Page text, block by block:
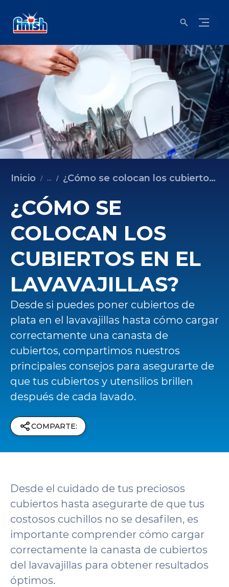
Inicio ... ¿Cómo se colocan los cubiertos en el lavavajillas?
¿CÓMO SE
COLOCAN LOS
CUBIERTOS EN EL
LAVAVAJILLAS?
Desde si puedes poner cubiertos de
plata en el lavavajillas hasta cómo cargar
correctamente una canasta de
cubiertos, compartimos nuestros
principales consejos para asegurarte de
que tus cubiertos y utensilios brillen
después de cada lavado.
COMPARTE:
Desde el cuidado de tus preciosos
cubiertos hasta asegurarte de que tus
costosos cuchillos no se desafilen, es
importante comprender cómo cargar
correctamente la canasta de cubiertos
del lavavajillas para obtener resultados
óptimos.